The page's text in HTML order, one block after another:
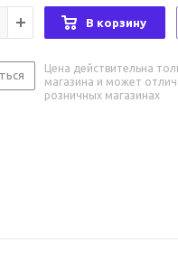
В корзину
Цена действительна
магазина и может
розничных магазинах